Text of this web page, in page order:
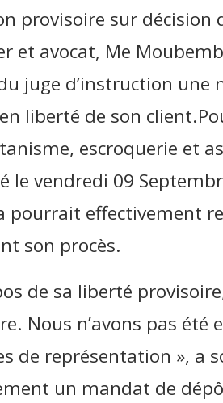
provisoire sur décision
et avocat, Me
juge d’instruction une
liberté de son
escroquerie et
le vendredi 09
pourrait effectivement
son procès.
de sa liberté
Nous n’avons pas
de représentation », a
un mandat de